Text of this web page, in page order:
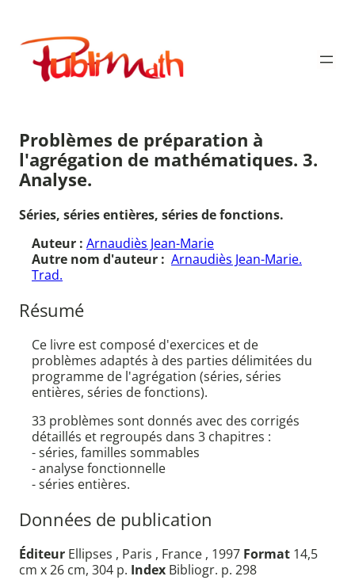
contenu
Publimath
Problèmes de préparation à
l'agrégation de mathématiques. 3.
Analyse.
Séries, séries entières, séries de fonctions.
Auteur : Arnaudiès Jean-Marie
Autre nom d'auteur : Arnaudiès Jean-Marie.
Trad.
Résumé
Ce livre est composé d'exercices et de
problèmes adaptés à des parties délimitées du
programme de l'agrégation (séries, séries
entières, séries de fonctions).
33 problèmes sont donnés avec des corrigés
détaillés et regroupés dans 3 chapitres :
- séries, familles sommables
- analyse fonctionnelle
- séries entières.
Données de publication
Éditeur Ellipses , Paris , France , 1997 Format 14,5
cm x 26 cm, 304 p. Index Bibliogr. p. 298